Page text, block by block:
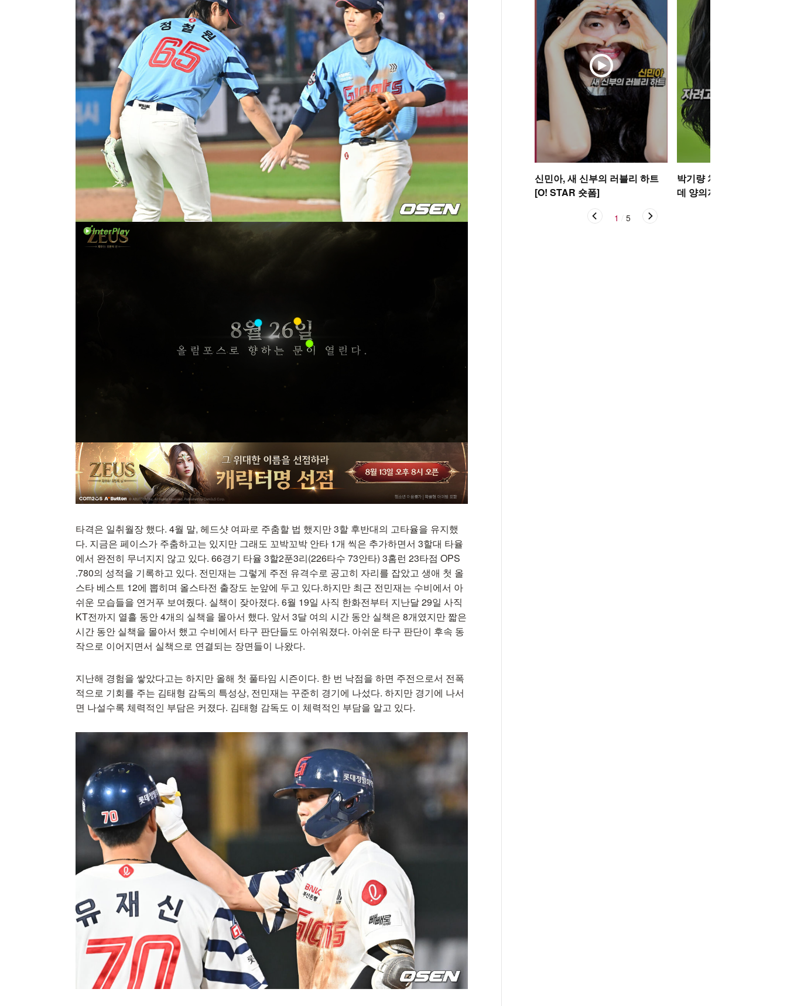
타격은 일취월장 했다. 4월 말, 헤드샷 여파로 주춤할 법 했지만 3할 후반대의 고타율을 유지했
다. 지금은 페이스가 주춤하고는 있지만 그래도 꼬박꼬박 안타 1개 씩은 추가하면서 3할대 타율
에서 완전히 무너지지 않고 있다. 66경기 타율 3할2푼3리(226타수 73안타) 3홈런 23타점 OPS
.780의 성적을 기록하고 있다. 전민재는 그렇게 주전 유격수로 공고히 자리를 잡았고 생애 첫 올
스타 베스트 12에 뽑히며 올스타전 출장도 눈앞에 두고 있다.하지만 최근 전민재는 수비에서 아
쉬운 모습들을 연거푸 보여줬다. 실책이 잦아졌다. 6월 19일 사직 한화전부터 지난달 29일 사직
KT전까지 열흘 동안 4개의 실책을 몰아서 했다. 앞서 3달 여의 시간 동안 실책은 8개였지만 짧은
시간 동안 실책을 몰아서 했고 수비에서 타구 판단들도 아쉬워졌다. 아쉬운 타구 판단이 후속 동
작으로 이어지면서 실책으로 연결되는 장면들이 나왔다.
지난해 경험을 쌓았다고는 하지만 올해 첫 풀타임 시즌이다. 한 번 낙점을 하면 주전으로서 전폭
적으로 기회를 주는 김태형 감독의 특성상, 전민재는 꾸준히 경기에 나섰다. 하지만 경기에 나서
면 나설수록 체력적인 부담은 커졌다. 김태형 감독도 이 체력적인 부담을 알고 있다.
신민아, 새 신부의 러블리 하트
[O! STAR 숏폼]
박기량 치어리더, 자려고
데 양의지 [O! SPORTS
1 5